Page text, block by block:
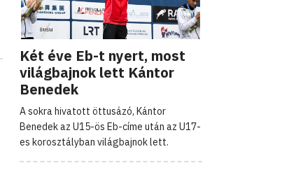
Két éve Eb-t nyert, most
világbajnok lett Kántor
Benedek
A sokra hivatott öttusázó, Kántor
Benedek az U15-ös Eb-címe után az U17-
es korosztályban világbajnok lett.